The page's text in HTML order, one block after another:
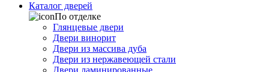
Каталог дверей
По отделке
Глянцевые двери
Двери винорит
Двери из массива дуба
Двери из нержавеющей стали
Двери ламинированные